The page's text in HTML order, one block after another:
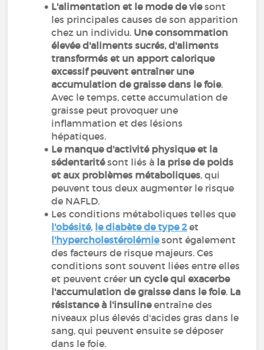
L'alimentation et le mode de viesont
les principales causes de son apparition
chez un individu. Une consommation
élevée d'aliments sucrés, d'aliments
transformés et un apport calorique
excessif peuvent entraîner une
accumulation de graisse dans le foie.
Avec le temps, cette accumulation de
graisse peut provoquer une
inflammation et des lésions
hépatiques.
Le manque d'activité physique et la
sédentaritésont liés à la prise de poids
et aux problèmes métaboliques, qui
peuvent tous deux augmenter le risque
de NAFLD.
Les conditions métaboliques telles que
l'obésité, le diabète de type 2et
l'hypercholestérolémiesont également
des facteurs de risque majeurs. Ces
conditions sont souvent liées entre elles
et peuvent créer un cycle qui exacerbe
l'accumulation de graisse dans le foie. La
résistance à l'insulineentraîne des
niveaux plus élevés d'acides gras dans le
sang, qui peuvent ensuite se déposer
dans le foie.